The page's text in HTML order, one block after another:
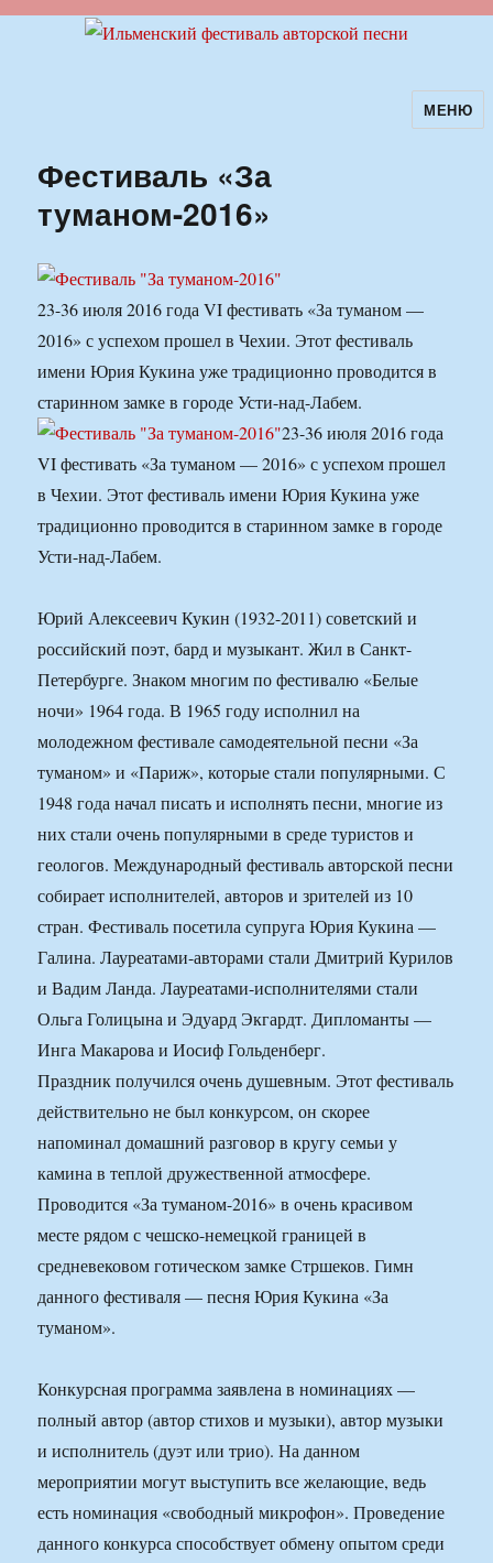
Ильменский фестиваль авторскойМЕНЮ
Фестиваль «За
туманом-2016»
23-36 июля 2016 года VI фестивать «За туманом —
2016» с успехом прошел в Чехии. Этот фестиваль
имени Юрия Кукина уже традиционно проводится в
старинном замке в городе Усти-над-Лабем.
23-36 июля 2016 года
VI фестивать «За туманом — 2016» с успехом прошел
в Чехии. Этот фестиваль имени Юрия Кукина уже
традиционно проводится в старинном замке в городе
Усти-над-Лабем.
Юрий Алексеевич Кукин (1932-2011) советский и
российский поэт, бард и музыкант. Жил в Санкт-
Петербурге. Знаком многим по фестивалю «Белые
ночи» 1964 года. В 1965 году исполнил на
молодежном фестивале самодеятельной песни «За
туманом» и «Париж», которые стали популярными. С
1948 года начал писать и исполнять песни, многие из
них стали очень популярными в среде туристов и
геологов. Международный фестиваль авторской песни
собирает исполнителей, авторов и зрителей из 10
стран. Фестиваль посетила супруга Юрия Кукина —
Галина. Лауреатами-авторами стали Дмитрий Курилов
и Вадим Ланда. Лауреатами-исполнителями стали
Ольга Голицына и Эдуард Экгардт. Дипломанты —
Инга Макарова и Иосиф Гольденберг.
Праздник получился очень душевным. Этот фестиваль
действительно не был конкурсом, он скорее
напоминал домашний разговор в кругу семьи у
камина в теплой дружественной атмосфере.
Проводится «За туманом-2016» в очень красивом
месте рядом с чешско-немецкой границей в
средневековом готическом замке Стршеков. Гимн
данного фестиваля — песня Юрия Кукина «За
туманом».
Конкурсная программа заявлена в номинациях —
полный автор (автор стихов и музыки), автор музыки
и исполнитель (дуэт или трио). На данном
мероприятии могут выступить все желающие, ведь
есть номинация «свободный микрофон». Проведение
данного конкурса способствует обмену опытом среди